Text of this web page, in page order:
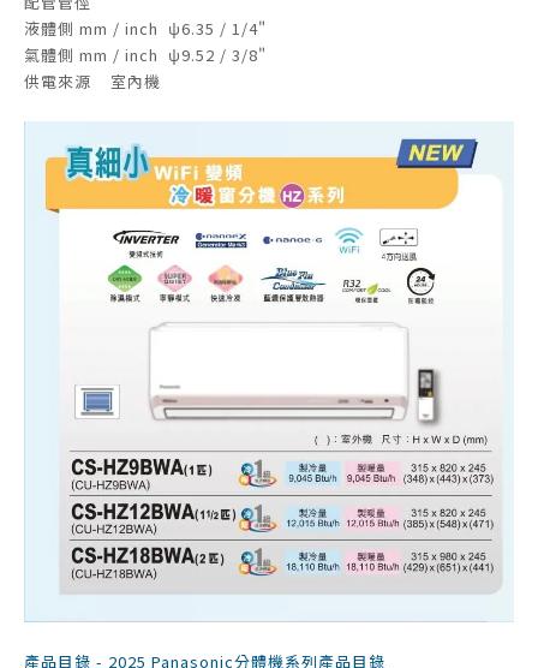
液體側 mm / inch ψ6.35 / 1/4"
氣體側 mm / inch ψ9.52 / 3/8"
供電來源
室內機
產品目錄 - 2025 Panasonic分體機系列產品目錄